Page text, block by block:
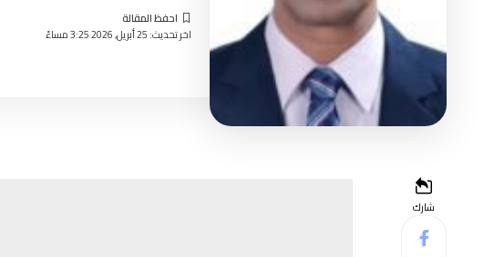
اخر تحديث: 25 أبريل, 2026 3:25 مساءً
شارك